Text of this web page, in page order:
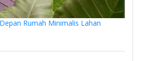
Rumah Minimalis Lahan